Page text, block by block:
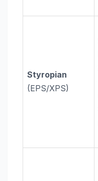
Styropian
(EPS/XPS)